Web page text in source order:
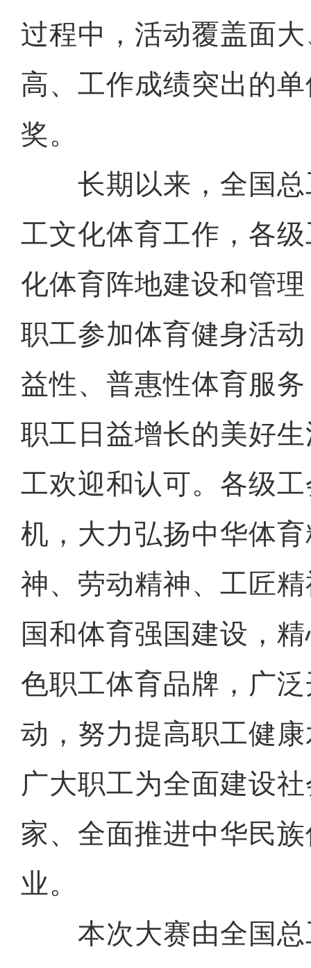
过程中，活动覆盖面
高、工作成绩突出的
奖。
长期以来，全国总
工文化体育工作，各
化体育阵地建设和管
职工参加体育健身活
益性、普惠性体育服
职工日益增长的美好
工欢迎和认可。各级
机，大力弘扬中华体
神、劳动精神、工匠
国和体育强国建设，精
色职工体育品牌，广
动，努力提高职工健
广大职工为全面建设
家、全面推进中华民
业。
本次大赛由全国总